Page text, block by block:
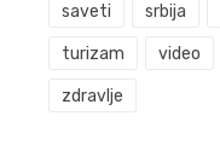
saveti srbija
turizam video
zdravlje